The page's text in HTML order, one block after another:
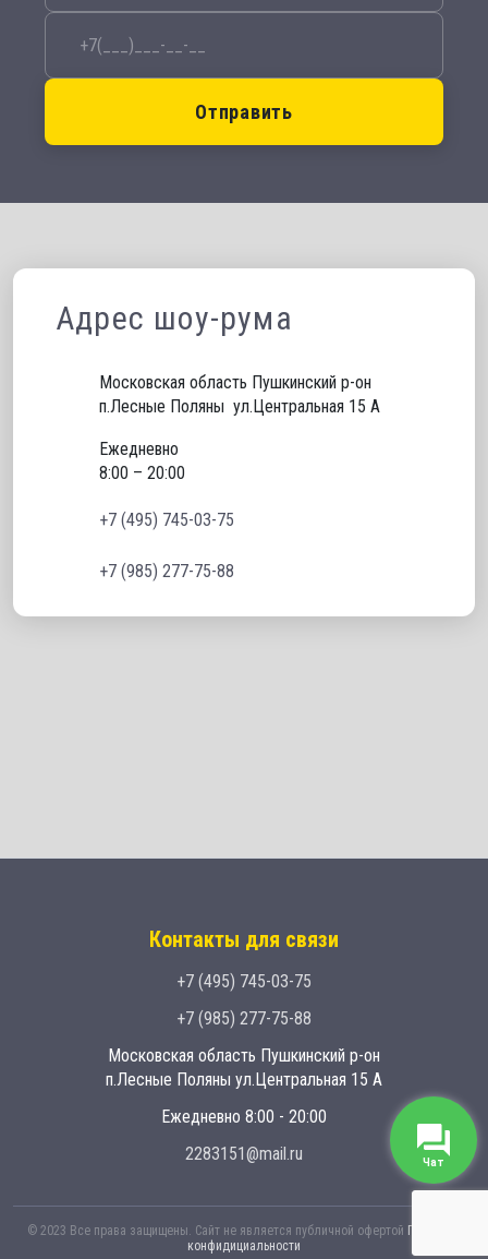
Отправить
Адрес шоу-рума
Московская область Пушкинский р-он
п.Лесные Поляны  ул.Центральная 15 А
Ежедневно
8:00 – 20:00
+7 (495) 745-03-75
+7 (985) 277-75-88
Контакты для связи
+7 (495) 745-03-75
+7 (985) 277-75-88
Московская область Пушкинский р-он
п.Лесные Поляны ул.Центральная 15 А
Ежедневно 8:00 - 20:00
2283151@mail.ru
© 2023 Все права защищены. Сайт не является публичной офертой Политика
конфидициальности
Чат